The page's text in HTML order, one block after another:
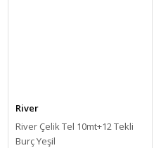
River
River Çelik Tel 10mt+12 Tekli
Burç Yeşil